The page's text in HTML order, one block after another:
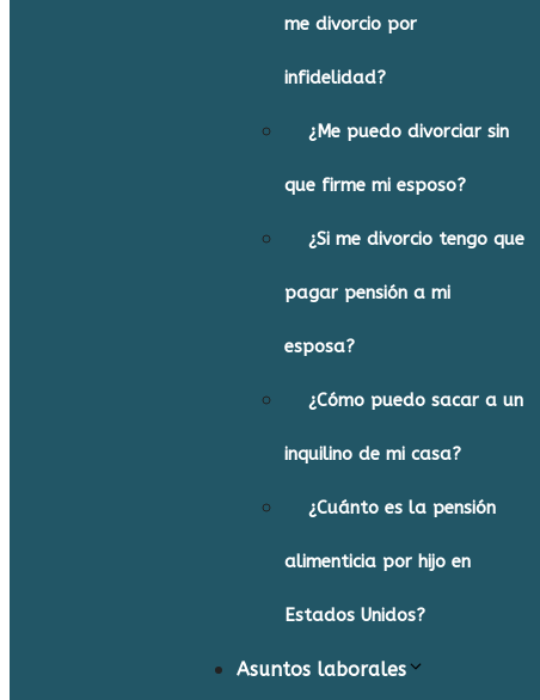
me divorcio por
infidelidad?
¿Me puedo divorciar sin
que firme mi esposo?
¿Si me divorcio tengo que
pagar pensión a mi
esposa?
¿Cómo puedo sacar a un
inquilino de mi casa?
¿Cuánto es la pensión
alimenticia por hijo en
Estados Unidos?
Asuntos laborales